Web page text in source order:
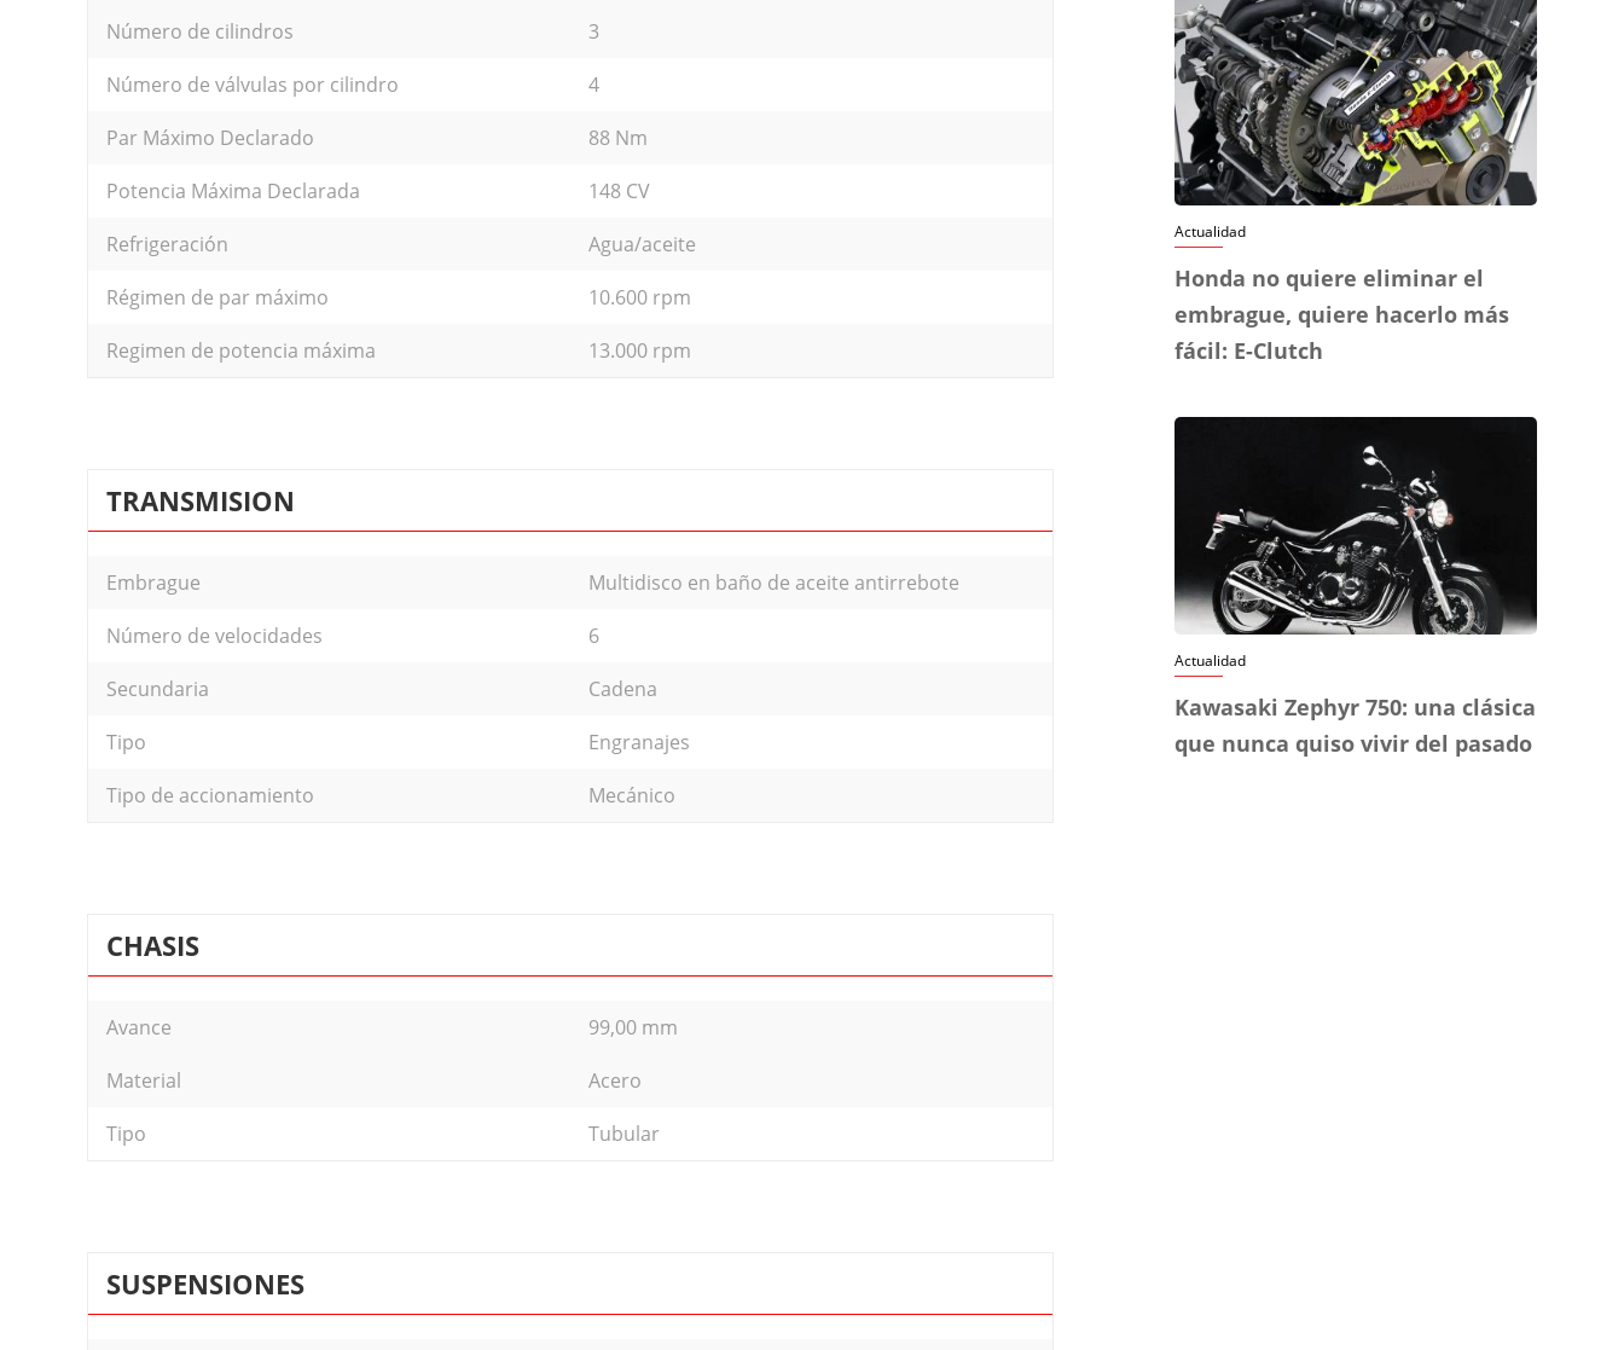
Número de cilindros
3
Número de válvulas por cilindro
4
Par Máximo Declarado
88 Nm
Potencia Máxima Declarada
148 CV
Refrigeración
Agua/aceite
Régimen de par máximo
10.600 rpm
Regimen de potencia máxima
13.000 rpm
TRANSMISION
Embrague
Multidisco en baño de aceite antirrebote
Número de velocidades
6
Secundaria
Cadena
Tipo
Engranajes
Tipo de accionamiento
Mecánico
CHASIS
Avance
99,00 mm
Material
Acero
Tipo
Tubular
SUSPENSIONES
Actualidad
Honda no quiere eliminar el
embrague, quiere hacerlo más
fácil: E-Clutch
Actualidad
Kawasaki Zephyr 750: una clásica
que nunca quiso vivir del pasado